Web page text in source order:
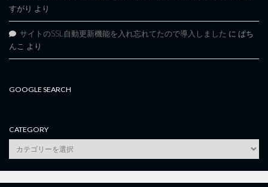
すがり より
サイトのSSL自動更新機能を入れ忘れてたので導入しました に ぱち
んこ より
GOOGLE SEARCH
CATEGORY
category